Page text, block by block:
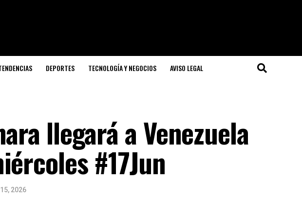
DEPORTES TECNOLOGÍA Y NEGOCIOS AVISO LEGAL
llegará a Venezuela
#17Jun
2026